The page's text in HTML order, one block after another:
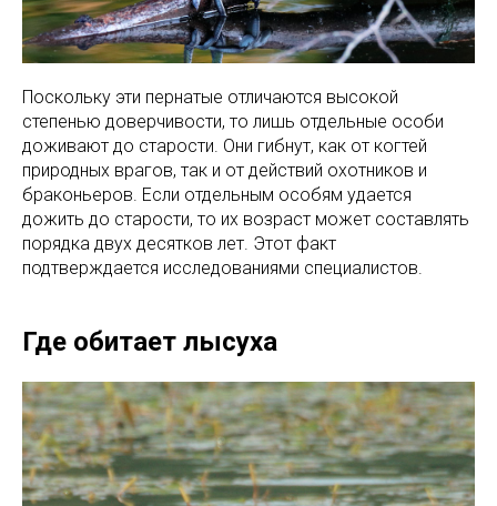
Поскольку эти пернатые отличаются высокой
степенью доверчивости, то лишь отдельные особи
доживают до старости. Они гибнут, как от когтей
природных врагов, так и от действий охотников и
браконьеров. Если отдельным особям удается
дожить до старости, то их возраст может составлять
порядка двух десятков лет. Этот факт
подтверждается исследованиями специалистов.
Где обитает лысуха